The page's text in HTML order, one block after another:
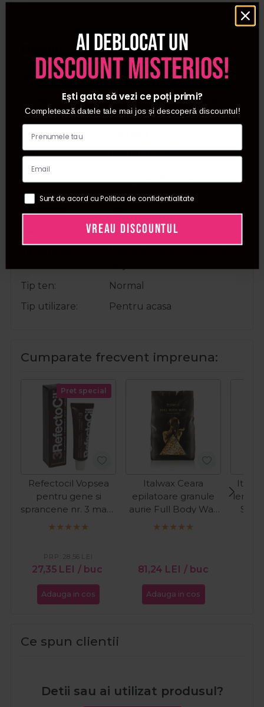
SKU
PROMOCAD004
Palete farduri ,Mascara
Rujuri de buze
Brand
Cadou
pentru femei
Beneficii
Femei
Tip ten
Normal
Tip utilizare
Pentru acasa
Cumparate frecvent impreuna:
Pret special
Refectocil Vopsea
pentru gene si
sprancene nr. 3 maro
natural 15ml
27,35 LEI / buc
PRP: 28,56 LEI
Adauga in cos
Italwax Ceara
epilatoare granule
aurie Full Body Wax
Luxury Premium 1kg
81,24 LEI / buc
Adauga in cos
lemn
Ce spun clientii
Detii sau ai utilizat produsul?
Ai deblocat un
discount misterios!
Ești gata să vezi ce poți primi?
Completează datele tale mai jos și descoperă discountul!
Sunt de acord cu Politica de confidentialitate
VREAU DISCOUNTUL